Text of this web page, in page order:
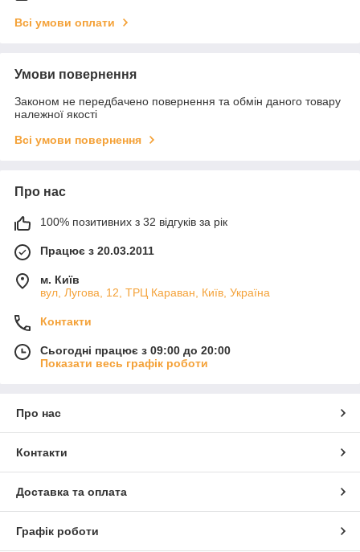
Всі умови оплати
Умови повернення
Законом не передбачено повернення та обмін даного товару
належної якості
Всі умови повернення
Про нас
100% позитивних з 32 відгуків за рік
Працює з 20.03.2011
м. Київ
вул, Лугова, 12, ТРЦ Караван, Київ, Україна
Контакти
Сьогодні працює з 09:00 до 20:00
Показати весь графік роботи
Про нас
Контакти
Доставка та оплата
Графік роботи